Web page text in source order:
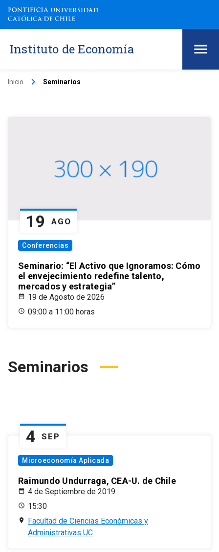
Instituto de Economía
Inicio keyboard_arrow_right Seminarios
19 AGO
Conferencias
Seminario: “El Activo que Ignoramos: Cómo
el envejecimiento redefine talento,
mercados y estrategia”
19 de Agosto de 2026
09:00 a 11:00 horas
Seminarios
4 SEP
Microeconomía Aplicada
Raimundo Undurraga, CEA-U. de Chile
4 de Septiembre de 2019
15:30
Facultad de Ciencias Económicas y
Administrativas UC